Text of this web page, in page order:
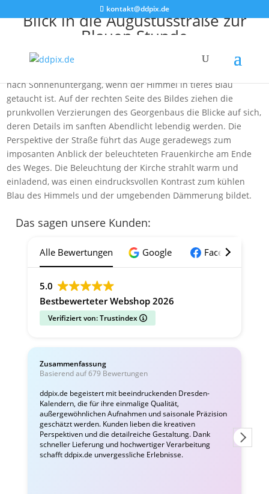
kontakt@ddpix.de
Blick in die Augustusstraße zur
Blauen Stunde
Das Foto fängt den Blick in die Augustusstraße in Dresden
nach Sonnenuntergang, wenn der Himmel in tiefes Blau
getaucht ist. Auf der rechten Seite des Bildes ziehen die
prunkvollen Verzierungen des Georgenbaus die Blicke auf sich,
deren Details im sanften Abendlicht lebendig werden. Die
Perspektive der Straße führt das Auge geradewegs zum
imposanten Anblick der beleuchteten Frauenkirche am Ende
des Weges. Die Beleuchtung der Kirche strahlt warm und
einladend, was einen eindrucksvollen Kontrast zum kühlen
Blau des Himmels und der umgebenden Dämmerung bildet.
Das sagen unsere Kunden:
Alle Bewertungen Google Facebook
5.0
Bestbewerteter Webshop 2026
Verifiziert von: Trustindex
Zusammenfassung
Basierend auf 679 Bewertungen
ddpix.de begeistert mit beeindruckenden Dresden-
Kalendern, die für ihre einmalige Qualität,
außergewöhnlichen Aufnahmen und saisonale Präzision
geschätzt werden. Kunden lieben die kreativen
Perspektiven und die detailreiche Gestaltung. Dank
schneller Lieferung und hochwertiger Verarbeitung
schafft ddpix.de unvergessliche Erlebnisse.